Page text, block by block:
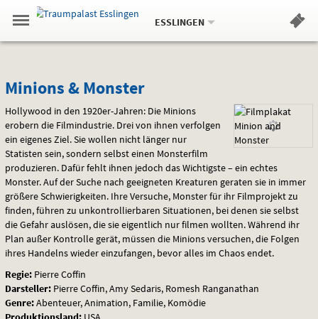
Springe
zum
,zum
.
Navigation
Gehe
zur
Standortauswahl
Standort:
ESSLINGEN.
Hinweis
Minions
&
Monster
Minions & Monster
Hollywood in den 1920er-Jahren: Die Minions
erobern die Filmindustrie. Drei von ihnen verfolgen
ein eigenes Ziel. Sie wollen nicht länger nur
Statisten sein, sondern selbst einen Monsterfilm
produzieren. Dafür fehlt ihnen jedoch das Wichtigste – ein echtes
Monster. Auf der Suche nach geeigneten Kreaturen geraten sie in immer
größere Schwierigkeiten. Ihre Versuche, Monster für ihr Filmprojekt zu
finden, führen zu unkontrollierbaren Situationen, bei denen sie selbst
die Gefahr auslösen, die sie eigentlich nur filmen wollten. Während ihr
Plan außer Kontrolle gerät, müssen die Minions versuchen, die Folgen
ihres Handelns wieder einzufangen, bevor alles im Chaos endet.
Regie: Pierre Coffin
Darsteller: Pierre Coffin, Amy Sedaris, Romesh Ranganathan
Genre:Abenteuer, Animation, Familie, Komödie